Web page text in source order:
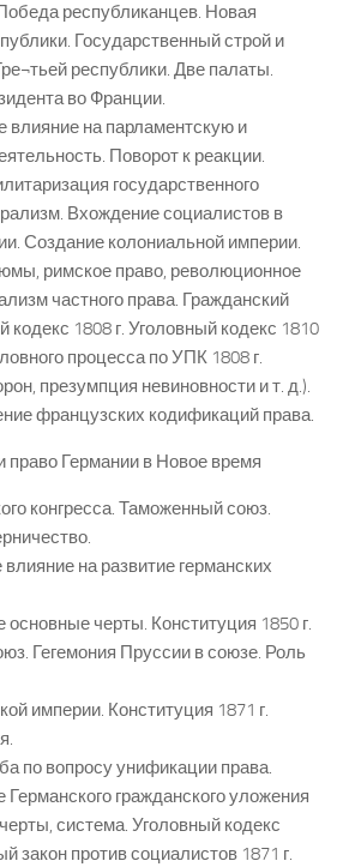
республиканцев. Новая
Государственный строй и
республики. Две палаты.
во Франции.
влияние на парламентскую и
Поворот к реакции.
государственного
Вхождение социалистов в
Создание колониальной империи.
римское право, революционное
частного права. Гражданский
кодекс 1808 г. Уголовный кодекс 1810
процесса по УПК 1808 г.
презумпция невиновности и т. д.).
французских кодификаций права.
право Германии в Новое время
конгресса. Таможенный союз.
на развитие германских
основные черты. Конституция 1850 г.
Гегемония Пруссии в союзе. Роль
империи. Конституция 1871 г.
по вопросу унификации права.
Германского гражданского уложения
система. Уголовный кодекс
закон против социалистов 1871 г.